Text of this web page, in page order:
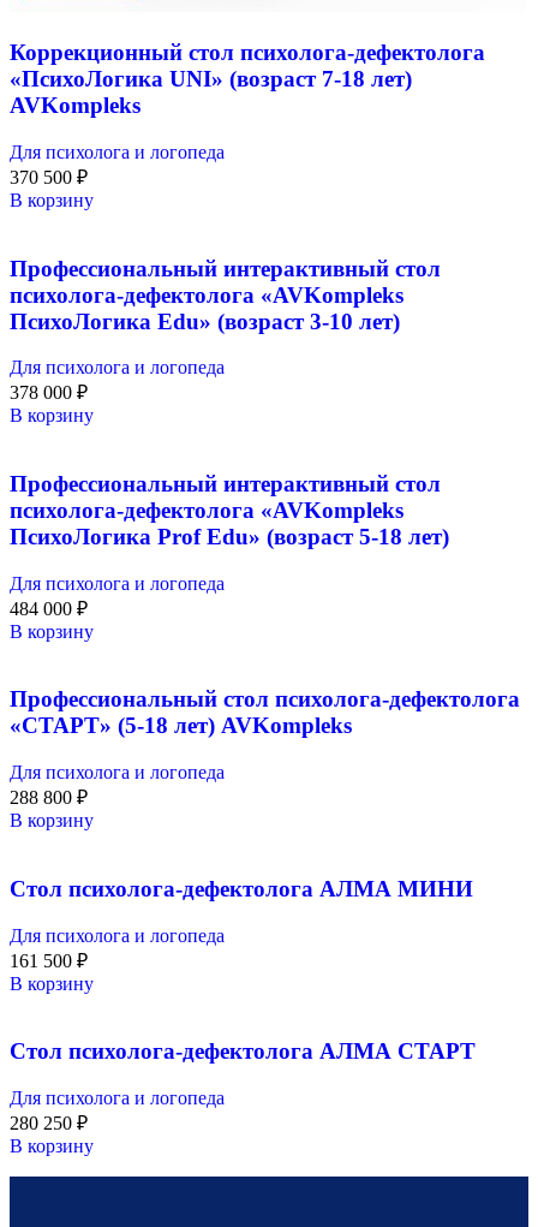
Коррекционный стол психолога-дефектолога
«ПсихоЛогика UNI» (возраст 7-18 лет)
AVKompleks
Для психолога и логопеда
370 500 ₽
В корзину
Профессиональный интерактивный стол
психолога-дефектолога «AVKompleks
ПсихоЛогика Edu» (возраст 3-10 лет)
Для психолога и логопеда
378 000 ₽
В корзину
Профессиональный интерактивный стол
психолога-дефектолога «AVKompleks
ПсихоЛогика Prof Edu» (возраст 5-18 лет)
Для психолога и логопеда
484 000 ₽
В корзину
Профессиональный стол психолога-дефектолога
«СТАРТ» (5-18 лет) AVKompleks
Для психолога и логопеда
288 800 ₽
В корзину
Стол психолога-дефектолога АЛМА МИНИ
Для психолога и логопеда
161 500 ₽
В корзину
Стол психолога-дефектолога АЛМА СТАРТ
Для психолога и логопеда
280 250 ₽
В корзину